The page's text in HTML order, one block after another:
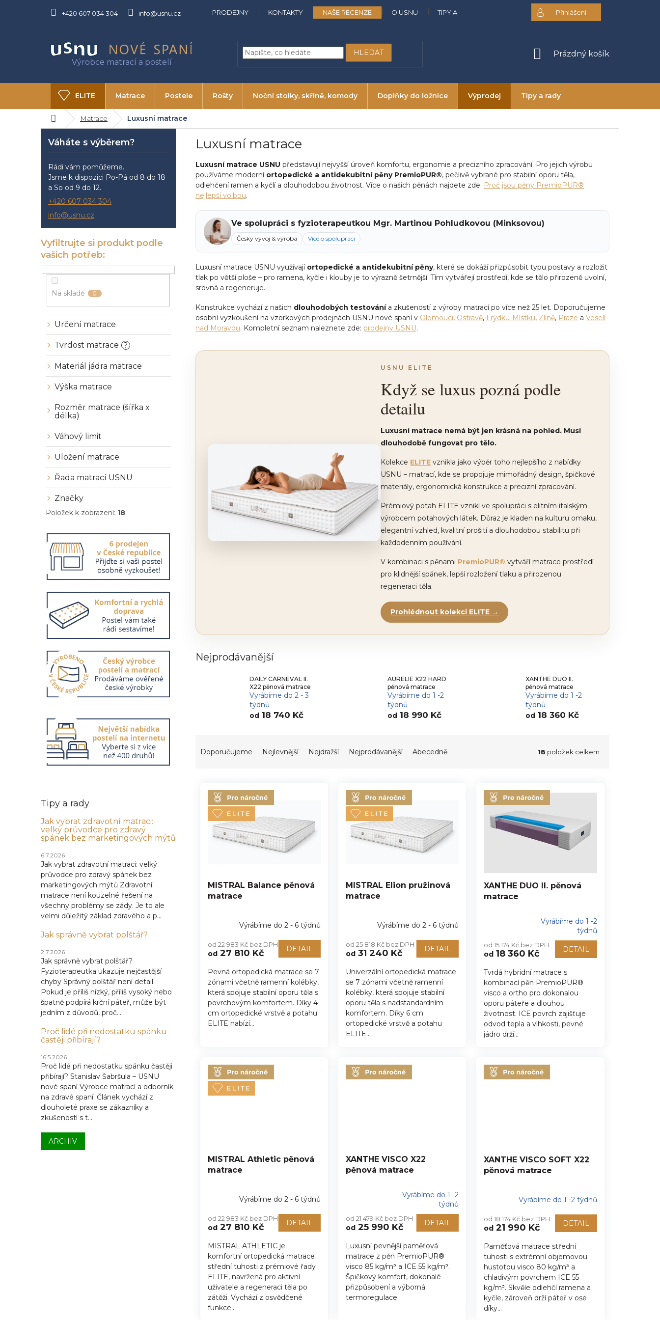
+420 607 034 304 info@usnu.cz PRODEJNY KONTAKTY NAŠE RECENZE O USNU TIPY A RADY DOPRAVA A PLATBA OBCHODNÍ PODMÍNKY
Přihlášení
HLEDAT
NÁKUPNÍ
Prázdný košík
ELITE Matrace Postele Rošty Noční stolky, skříně, komody Doplňky do ložnice Výprodej Tipy a rady
O USNU Kontakty
DomůMatrace Luxusní matrace
p
a
n
e
l
Váháte s výběrem?
Rádi vám pomůžeme.
Jsme k dispozici Po-Pá od 8 do 18
a So od 9 do 12.
+420 607 034 304
info@usnu.cz
Na skladě 0
Značky
Materiál jádra matrace
Rozměr matrace (šířka x
délka)
Řada matrací USNU
Tvrdost matrace ?
Uložení matrace
Určení matrace
Váhový limit
Výška matrace
Položek k zobrazení: 18
Tipy a rady
Jak vybrat zdravotní matraci:
velký průvodce pro zdravý
spánek bez marketingových mýtů
6.7.2026
Jak vybrat zdravotní matraci: velký
průvodce pro zdravý spánek bez
marketingových mýtů Zdravotní
matrace není kouzelné řešení na
všechny problémy se zády. Je to ale
velmi důležitý základ zdravého a p...
Jak správně vybrat polštář?
2.7.2026
Jak správně vybrat polštář?
Fyzioterapeutka ukazuje nejčastější
chyby Správný polštář není detail.
Pokud je příliš nízký, příliš vysoký nebo
špatně podpírá krční páteř, může být
jedním z důvodů, proč...
Proč lidé při nedostatku spánku
častěji přibírají?
16.5.2026
Proč lidé při nedostatku spánku častěji
přibírají? Stanislav Šabršula – USNU
nové spaní Výrobce matrací a odborník
na zdravé spaní. Článek vychází z
dlouholeté praxe se zákazníky a
zkušeností s t...
ARCHIV
Luxusní matrace
Luxusní matrace USNU představují nejvyšší úroveň komfortu, ergonomie a precizního zpracování. Pro jejich výrobu
používáme moderní ortopedické a antidekubitní pěny PremioPUR®, pečlivě vybrané pro stabilní oporu těla,
odlehčení ramen a kyčlí a dlouhodobou životnost. Více o našich pěnách najdete zde: Proč jsou pěny PremioPUR®
nejlepší volbou.
Ve spolupráci s fyzioterapeutkou Mgr. Martinou Pohludkovou (Minksovou)
Český vývoj & výroba Více o spolupráci
Luxusní matrace USNU využívají ortopedické a antidekubitní pěny, které se dokáží přizpůsobit typu postavy a rozložit
tlak po větší ploše – pro ramena, kyčle i klouby je to výrazně šetrnější. Tím vytvářejí prostředí, kde se tělo přirozeně uvolní,
srovná a regeneruje.
Konstrukce vychází z našich dlouhodobých testovánía zkušeností z výroby matrací po více než 25 let. Doporučujeme
osobní vyzkoušení na vzorkových prodejnách USNU nové spaní v Olomouci, Ostravě, Frýdku-Místku, Zlíně, Praze a Veselí
nad Moravou. Kompletní seznam naleznete zde: prodejny USNU.
USNU ELITE
Když se luxus pozná podle
detailu
Luxusní matrace nemá být jen krásná na pohled. Musí
dlouhodobě fungovat pro tělo.
Kolekce ELITE vznikla jako výběr toho nejlepšího z nabídky
USNU – matrací, kde se propojuje mimořádný design, špičkové
materiály, ergonomická konstrukce a precizní zpracování.
Prémiový potah ELITE vznikl ve spolupráci s elitním italským
výrobcem potahových látek. Důraz je kladen na kulturu omaku,
elegantní vzhled, kvalitní prošití a dlouhodobou stabilitu při
každodenním používání.
V kombinaci s pěnami PremioPUR® vytváří matrace prostředí
pro klidnější spánek, lepší rozložení tlaku a přirozenou
regeneraci těla.
Prohlédnout kolekci ELITE →
Nejprodávanější
DAILY CARNEVAL II.
X22 pěnová matrace
Vyrábíme do 2 - 3
týdnů
od 18 740 Kč
AURELIE X22 HARD
pěnová matrace
Vyrábíme do 1 -2
týdnů
od 18 990 Kč
XANTHE DUO II.
pěnová matrace
Vyrábíme do 1 -2
týdnů
od 18 360 Kč
Doporučujeme Nejlevnější Nejdražší Nejprodávanější Abecedně 18 položek celkem
MISTRAL Balance pěnová
matrace
Výrábíme do 2 - 6 týdnů
od 22 983 Kč bez DPH
od 27 810 Kč DETAIL
Pevná ortopedická matrace se 7
zónami včetně ramenní kolébky,
která spojuje stabilní oporu těla s
povrchovým komfortem. Díky 4
cm ortopedické vrstvě a potahu
ELITE nabízí...
MISTRAL Elion pružinová
matrace
Výrábíme do 2 - 6 týdnů
od 25 818 Kč bez DPH
od31 240 Kč DETAIL
Univerzální ortopedická matrace
se 7 zónami včetně ramenní
kolébky, která spojuje stabilní
oporu těla s nadstandardním
komfortem. Díky 6 cm
ortopedické vrstvě a potahu
ELITE...
XANTHE DUO II. pěnová
matrace
produktu
je
z
5
hvězdiček.
Vyrábíme do 1 -2
týdnů
od 15 174 Kč bez DPH
od18 360 Kč DETAIL
Tvrdá hybridní matrace s
kombinací pěn PremioPUR®
visco a ortho pro dokonalou
oporu páteře a dlouhou
životnost. ICE povrch zajišťuje
odvod tepla a vlhkosti, pevné
jádro drží...
MISTRAL Athletic pěnová
matrace
Výrábíme do 2 - 6 týdnů
od 22 983 Kč bez DPH
od 27 810 Kč DETAIL
MISTRAL ATHLETIC je
komfortní ortopedická matrace
střední tuhosti z prémiové řady
ELITE, navržená pro aktivní
uživatele a regeneraci těla po
zátěži. Vychází z osvědčené
funkce...
XANTHE VISCO X22
pěnová matrace
produktu
je
z
5
hvězdiček.
Vyrábíme do 1 -2
týdnů
od 21 479 Kč bez DPH
od25 990 Kč DETAIL
Luxusní pevnější paměťová
matrace z pěn PremioPUR®
visco 85 kg/m³ a ICE 55 kg/m³.
Špičkový komfort, dokonalé
přizpůsobení a výborná
termoregulace.
XANTHE VISCO SOFT X22
pěnová matrace
Vyrábíme do 1 -2 týdnů
od 18 174 Kč bez DPH
od21 990 Kč DETAIL
Paměťová matrace střední
tuhosti s extrémní objemovou
hustotou visco 80 kg/m³ a
chladivým povrchem ICE 55
kg/m³. Skvěle odlehčí ramena a
kyčle, zároveň drží páteř v ose
díky...